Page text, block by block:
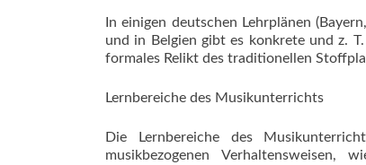
In einigen deutschen Lehrplänen
und in Belgien gibt es konkrete und z.
formales Relikt des traditionellen
Lernbereiche des Musikunterrichts
Die Lernbereiche des
musikbezogenen